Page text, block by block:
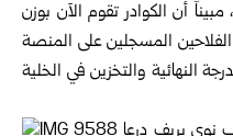
أن الكوادر تقوم الآن بوزن
المسجلين على المنصة
النهائية والتخزين في الخلية